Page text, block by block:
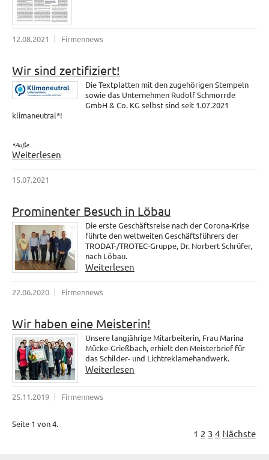
12.08.2021 Firmennews
Wir sind zertifiziert!
Die Textplatten mit den zugehörigen Stempeln
sowie das Unternehmen Rudolf Schmorrde
GmbH & Co. KG selbst sind seit 1.07.2021
klimaneutral*!
*Auße...
Weiterlesen
15.07.2021
Prominenter Besuch in Löbau
Die erste Geschäftsreise nach der Corona-Krise
führte den weltweiten Geschäftsführers der
TRODAT-/TROTEC-Gruppe, Dr. Norbert Schrüfer,
nach Löbau.
Weiterlesen
22.06.2020 Firmennews
Wir haben eine Meisterin!
Unsere langjährige Mitarbeiterin, Frau Marina
Mücke-Grießbach, erhielt den Meisterbrief für
das Schilder- und Lichtreklamehandwerk.
Weiterlesen
25.11.2019 Firmennews
Seite 1 von 4.
1 2 3 4 Nächste